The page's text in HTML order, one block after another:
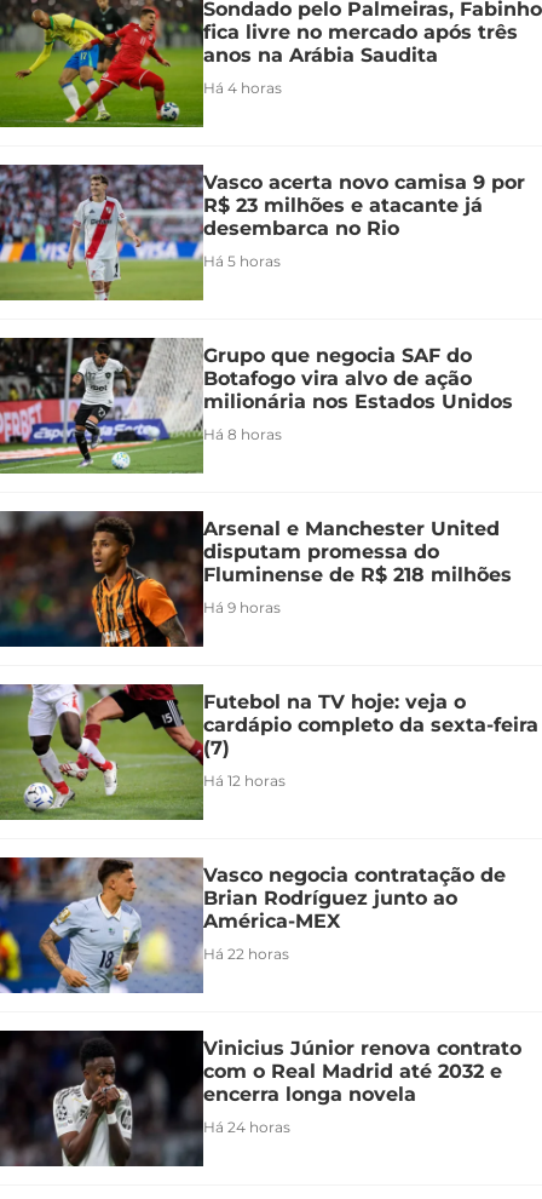
Sondado pelo Palmeiras, Fabinho
fica livre no mercado após três
anos na Arábia Saudita
Há 4 horas
Vasco acerta novo camisa 9 por
R$ 23 milhões e atacante já
desembarca no Rio
Há 5 horas
Grupo que negocia SAF do
Botafogo vira alvo de ação
milionária nos Estados Unidos
Há 8 horas
Arsenal e Manchester United
disputam promessa do
Fluminense de R$ 218 milhões
Há 9 horas
Futebol na TV hoje: veja o
cardápio completo da sexta-feira
(7)
Há 12 horas
Vasco negocia contratação de
Brian Rodríguez junto ao
América-MEX
Há 22 horas
Vinicius Júnior renova contrato
com o Real Madrid até 2032 e
encerra longa novela
Há 24 horas